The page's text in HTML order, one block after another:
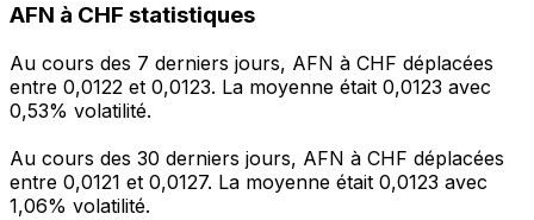
AFN à CHF statistiques
Au cours des 7 derniers jours, AFN à CHF déplacées
entre 0,0122 et 0,0123. La moyenne était 0,0123 avec
0,53% volatilité.
Au cours des 30 derniers jours, AFN à CHF déplacées
entre 0,0121 et 0,0127. La moyenne était 0,0123 avec
1,06% volatilité.